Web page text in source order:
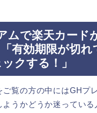
ムで楽天カード
有効期限が切れ
クする！」
ご覧の方の中にはGHプ
ようかどうか迷っている